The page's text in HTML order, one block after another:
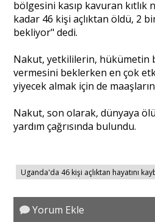
Yorum -
Yazı
Portre
Yazarlar
bölgesini kasıp kavuran kıtlık
kadar 46 kişi açlıktan öldü, 2
bekliyor" dedi.
Nakut, yetkililerin, hükümetin
vermesini beklerken en çok
yiyecek almak için de
Nakut, son olarak, dünyaya ölü
yardım çağrısında bulundu.
Uganda'da 46 kişi açlıktan hayatını
Yorum Ekle